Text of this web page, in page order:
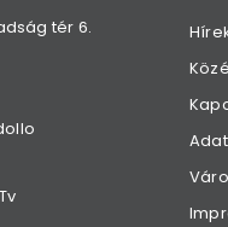
tér 6.